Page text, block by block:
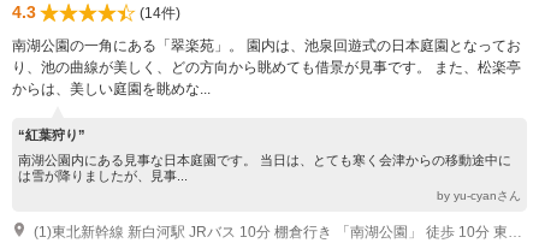
4.3
(14件)
南湖公園の一角にある「翠楽苑」。 園内は、池泉回遊式の日本庭園となってお
り、池の曲線が美しく、どの方向から眺めても借景が見事です。 また、松楽亭
からは、美しい庭園を眺めな...
“紅葉狩り”
南湖公園内にある見事な日本庭園です。 当日は、とても寒く会津からの移動途中に
は雪が降りましたが、見事...
by yu‐cyanさん
(1)東北新幹線 新白河駅 JRバス 10分 棚倉行き 「南湖公園」 徒歩 10分 東北道 白河IC 車 20分